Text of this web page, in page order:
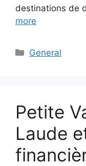
destinations de
more
Categories
General
Petite
Laude